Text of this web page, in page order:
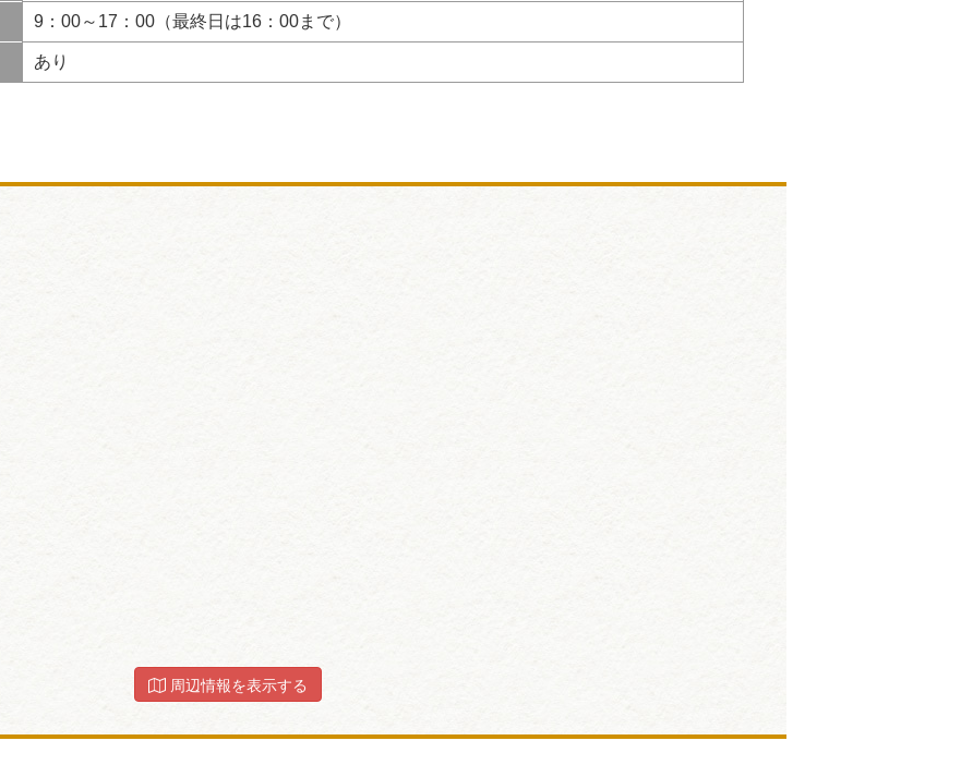
9：00～17：00（最終日は16：00まで）
あり
周辺情報を表示する